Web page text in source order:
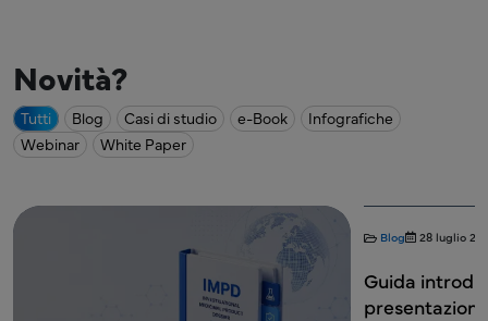
Novità?
Tutti Blog Casi di studio e-Book
Infografiche
Webinar
White Paper
Blog 28 luglio
Guida